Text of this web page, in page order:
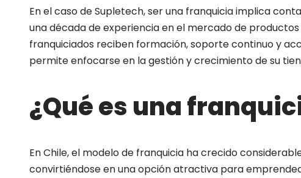
En el caso de Supletech, ser una franquicia implica
una década de experiencia en el mercado de
franquiciados reciben formación, soporte continuo y
permite enfocarse en la gestión y crecimiento de su
¿Qué es una
En Chile, el modelo de franquicia ha crecido
convirtiéndose en una opción atractiva para